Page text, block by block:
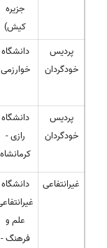
جزیره
کیش)
پردیس
خودگردان
دانشگاه
خوارزمی
پردیس
خودگردان
دانشگاه
رازی -
کرمانشاه
غیرانتفاعی
دانشگاه
علم و
فرهنگ -